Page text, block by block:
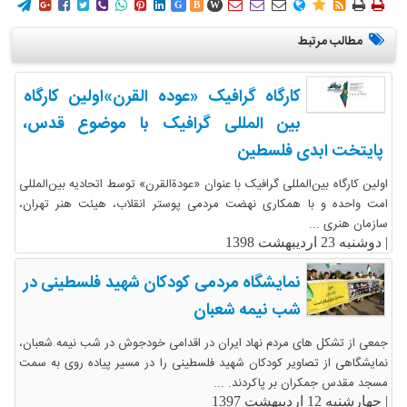
        G B W        
مطالب مرتبط
کارگاه گرافیک «عوده القرن»اولین کارگاه
بین المللی گرافیک با موضوع قدس،
پایتخت ابدی فلسطین
اولین کارگاه بین‌المللی گرافیک با عنوان «عودةالقرن» توسط اتحادیه بین‌المللی
امت واحده و با همکاری نهضت مردمی پوستر انقلاب، هیئت هنر تهران،
سازمان هنری ...
| دوشنبه 23 اردیبهشت 1398
نمایشگاه مردمی کودکان شهید فلسطینی در
شب نیمه شعبان
جمعی از تشکل های مردم نهاد ایران در اقدامی خودجوش در شب نیمه شعبان،
نمایشگاهی از تصاویر کودکان شهید فلسطینی را در مسیر پیاده روی به سمت
مسجد مقدس جمکران بر پاکردند. ...
| چهارشنبه 12 اردیبهشت 1397